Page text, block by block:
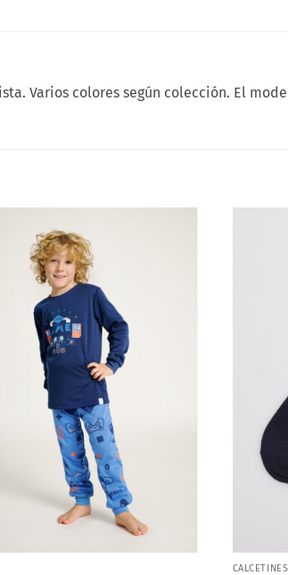
Varios colores según colección. El
CALCETINES